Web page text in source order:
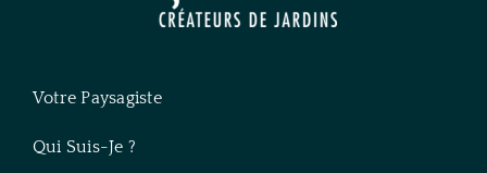
Votre Paysagiste
Qui Suis-Je ?